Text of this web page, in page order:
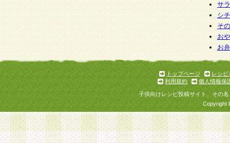
サ
シ
そ
お
お
トップページ
レシピ
利用規約
個人情報保
子供向けレシピ投稿サイト、その
Copyright